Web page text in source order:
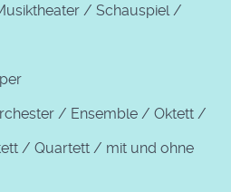
/ Schauspiel /
/ Ensemble / Oktett /
/ Quartett / mit und ohne